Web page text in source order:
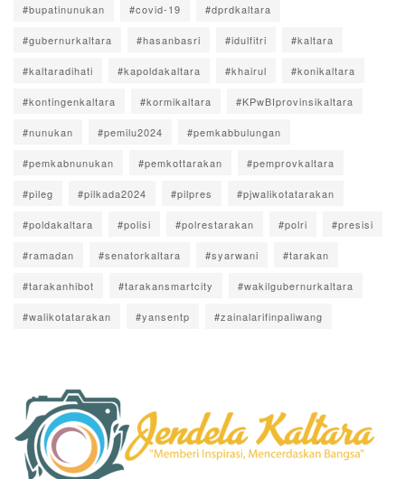
#bupatinunukan #covid-19 #dprdkaltara
#gubernurkaltara #hasanbasri #idulfitri #kaltara
#kaltaradihati #kapoldakaltara #khairul #konikaltara
#kontingenkaltara #kormikaltara #KPwBIprovinsikaltara
#nunukan #pemilu2024 #pemkabbulungan
#pemkabnunukan #pemkottarakan #pemprovkaltara
#pileg #pilkada2024 #pilpres #pjwalikotatarakan
#poldakaltara #polisi #polrestarakan #polri #presisi
#ramadan #senatorkaltara #syarwani #tarakan
#tarakanhibot #tarakansmartcity #wakilgubernurkaltara
#walikotatarakan #yansentp #zainalarifinpaliwang